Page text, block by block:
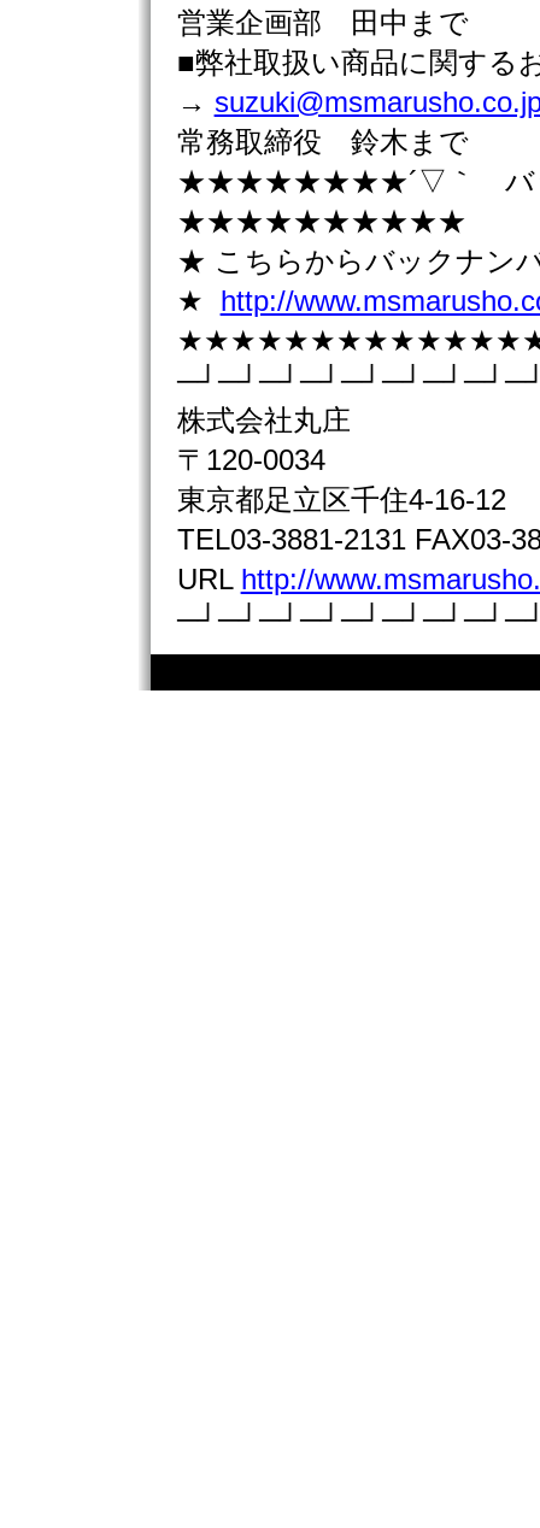
営業企画部 田中まで
■弊社取扱い商品に関す
→
常務取締役 鈴木まで
★★★★★★★★´▽｀ バッ
★★★★★★★★★★
★ こちらからバックナン
★ http://
株式会社丸庄
〒120-0034
東京都足立区千住4-16-12
TEL03-3881-2131 FAX03-
URL http://